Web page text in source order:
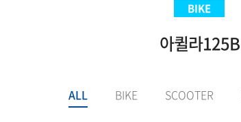
BIKE
아퀼라125B
BIKE
Aquila300BS
SCOOTER
VNEX125
EV
E-LuTion
ALL BIKE SCOOTER